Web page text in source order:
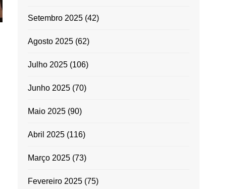
Setembro 2025 (42)
Agosto 2025 (62)
Julho 2025 (106)
Junho 2025 (70)
Maio 2025 (90)
Abril 2025 (116)
Março 2025 (73)
Fevereiro 2025 (75)